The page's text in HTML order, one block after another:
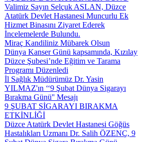
Valimiz Sayın Selçuk ASLAN, Düzce
Atatürk Devlet Hastanesi Muncurlu Ek
Hizmet Binasını Ziyaret Ederek
İncelemelerde Bulundu.
Miraç Kandiliniz Mübarek Olsun
Dünya Kanser Günü kapsamında, Kızılay
Düzce Şubesi’nde Eğitim ve Tarama
Programı Düzenledi
İl Sağlık Müdürümüz Dr. Yasin
YILMAZ'ın ‘‘9 Şubat Dünya Sigarayı
Bırakma Günü'' Mesajı
9 ŞUBAT SİGARAYI BIRAKMA
ETKİNLİĞİ
Düzce Atatürk Devlet Hastanesi Göğüs
Hastalıkları Uzmanı Dr. Salih ÖZENÇ, 9